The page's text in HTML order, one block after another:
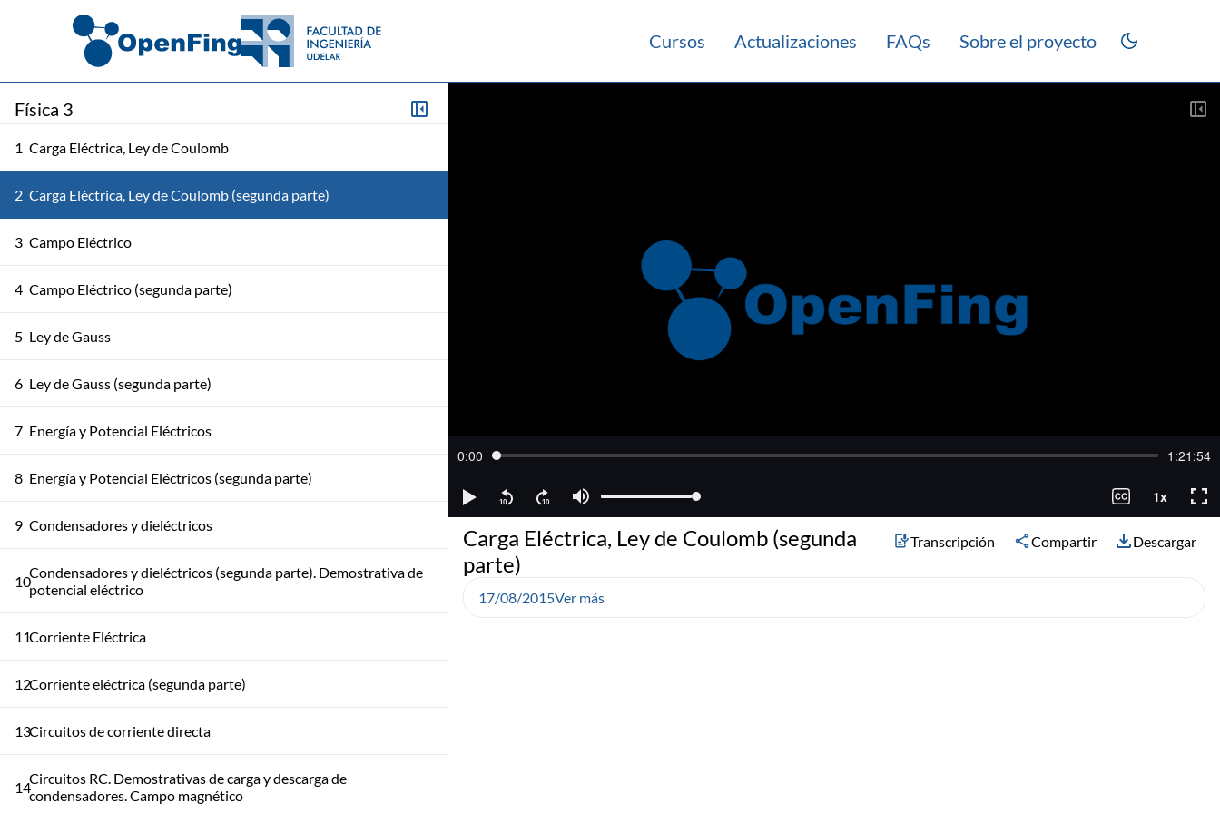
Cursos Actualizaciones FAQs Sobre el proyecto
Física 3
1 Carga Eléctrica, Ley de Coulomb
2 Carga Eléctrica, Ley de Coulomb (segunda parte)
3 Campo Eléctrico
4 Campo Eléctrico (segunda parte)
5 Ley de Gauss
6 Ley de Gauss (segunda parte)
7 Energía y Potencial Eléctricos
8 Energía y Potencial Eléctricos (segunda parte)
9 Condensadores y dieléctricos
10Condensadores y dieléctricos (segunda parte). Demostrativa de
potencial eléctrico
11Corriente Eléctrica
12Corriente eléctrica (segunda parte)
13Circuitos de corriente directa
14Circuitos RC. Demostrativas de carga y descarga de
condensadores. Campo magnético
Carga Eléctrica, Ley de Coulomb (segunda
parte)
Transcripción Compartir Descargar
17/08/2015Ver más